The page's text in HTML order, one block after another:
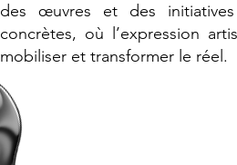
des œuvres et des
concrètes, où l’expression
mobiliser et transformer le réel.